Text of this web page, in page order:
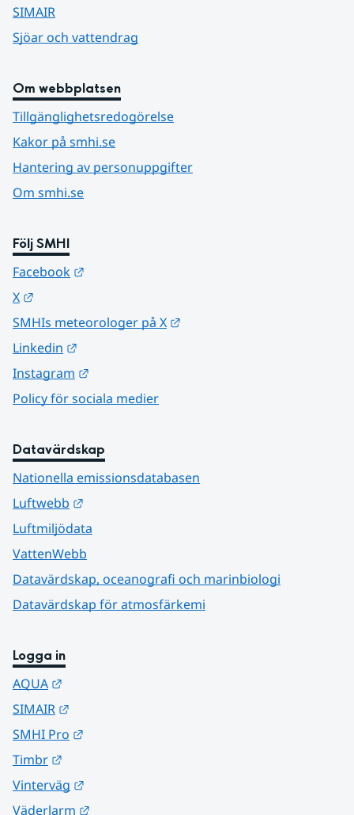
SIMAIR
Sjöar och vattendrag
Om webbplatsen
Tillgänglighetsredogörelse
Kakor på smhi.se
Hantering av personuppgifter
Om smhi.se
Följ SMHI
Facebook
X
SMHIs meteorologer på X
Linkedin
Instagram
Policy för sociala medier
Datavärdskap
Nationella emissionsdatabasen
Luftwebb
Luftmiljödata
VattenWebb
Datavärdskap, oceanografi och marinbiologi
Datavärdskap för atmosfärkemi
Logga in
AQUA
SIMAIR
SMHI Pro
Timbr
Vinterväg
Väderlarm